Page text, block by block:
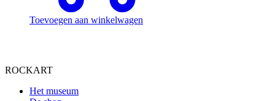
Toevoegen aan winkelwagen
ROCKART
Het museum